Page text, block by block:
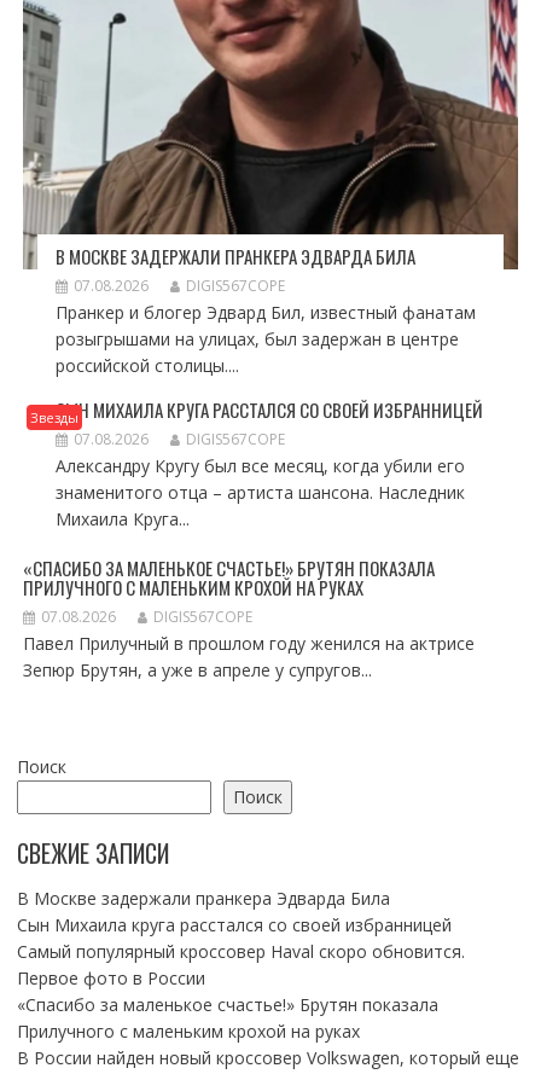
В МОСКВЕ ЗАДЕРЖАЛИ ПРАНКЕРА ЭДВАРДА БИЛА
07.08.2026 DIGIS567COPE
Пранкер и блогер Эдвард Бил, известный фанатам
розыгрышами на улицах, был задержан в центре
российской столицы....
ЗвездыСЫН МИХАИЛА КРУГА РАССТАЛСЯ СО СВОЕЙ ИЗБРАННИЦЕЙ
07.08.2026 DIGIS567COPE
Александру Кругу был все месяц, когда убили его
знаменитого отца – артиста шансона. Наследник
Михаила Круга...
«СПАСИБО ЗА МАЛЕНЬКОЕ СЧАСТЬЕ!» БРУТЯН ПОКАЗАЛА
ПРИЛУЧНОГО С МАЛЕНЬКИМ КРОХОЙ НА РУКАХ
07.08.2026 DIGIS567COPE
Павел Прилучный в прошлом году женился на актрисе
Зепюр Брутян, а уже в апреле у супругов...
Поиск
Поиск
СВЕЖИЕ ЗАПИСИ
В Москве задержали пранкера Эдварда Била
Сын Михаила круга расстался со своей избранницей
Самый популярный кроссовер Haval скоро обновится.
Первое фото в России
«Спасибо за маленькое счастье!» Брутян показала
Прилучного с маленьким крохой на руках
В России найден новый кроссовер Volkswagen, который еще